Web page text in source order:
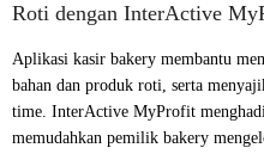
Roti dengan InterActive
Aplikasi kasir bakery membantu
bahan dan produk roti, serta
time. InterActive MyProfit
memudahkan pemilik bakery